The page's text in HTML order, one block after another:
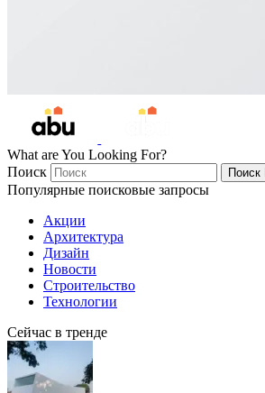
What are You Looking For?
Поиск
Поиск
Популярные поисковые запросы
Акции
Архитектура
Дизайн
Новости
Строительство
Технологии
Сейчас в тренде